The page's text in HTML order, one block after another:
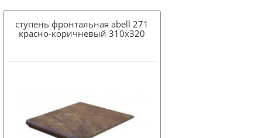
ступень фронтальная abell 271
красно-коричневый 310x320